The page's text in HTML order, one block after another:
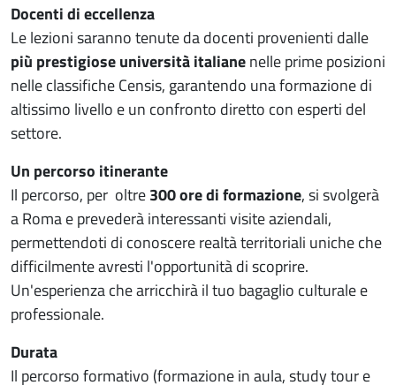
Docenti di eccellenza
Le lezioni saranno tenute da docenti provenienti dalle
più prestigiose università italianenelle prime posizioni
nelle classifiche Censis, garantendo una formazione di
altissimo livello e un confronto diretto con esperti del
settore.
Un percorso itinerante
Il percorso, per oltre300 ore di formazione, si svolgerà
a Roma e prevederà interessanti visite aziendali,
permettendoti di conoscere realtà territoriali uniche che
difficilmente avresti l'opportunità di scoprire.
Un'esperienza che arricchirà il tuo bagaglio culturale e
professionale.
Durata
Il percorso formativo (formazione in aula, study tour e